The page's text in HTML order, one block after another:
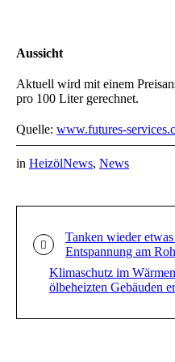
Aussicht
Aktuell wird mit einem
pro 100 Liter gerechnet.
Quelle: www.futures-
in HeizölNews, News
Tanken wieder
Entspannung am
Klimaschutz im
ölbeheizten Gebäuden